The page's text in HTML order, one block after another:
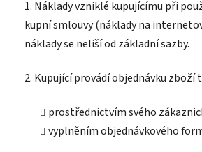
1. Náklady vzniklé kupujícímu při
kupní smlouvy (náklady na
náklady se neliší od základní sazby.
2. Kupující provádí objednávku zboží
prostřednictvím svého
vyplněním objednávkového